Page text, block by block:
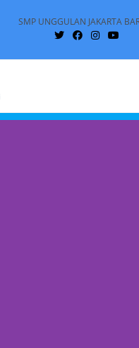
SMP UNGGULAN JAKARTA